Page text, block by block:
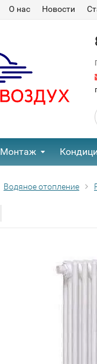
О нас Новости
Монтаж
Водяное отопление